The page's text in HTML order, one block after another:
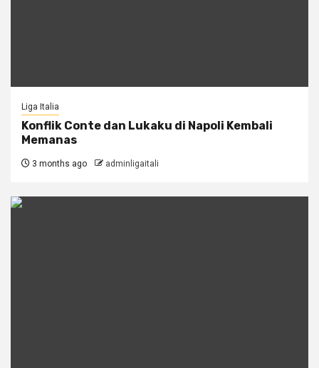
Liga Italia
Konflik Conte dan Lukaku di Napoli Kembali
Memanas
3 months ago adminligaitali